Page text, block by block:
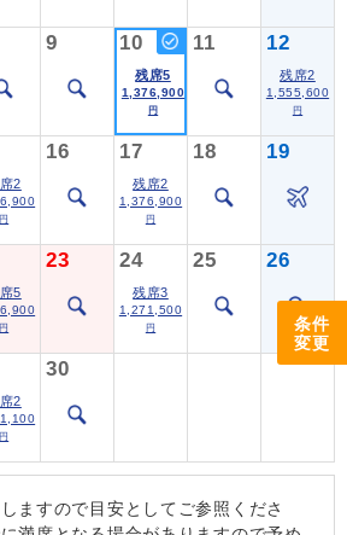
条件
変更
9 10
残席5
1,376,900
円
11 12
残席2
1,555,600
円
2
円
16 17
残席2
1,376,900
円
18 19
5
円
23 24
残席3
1,271,500
円
25 26
2
円
30
ますので目安としてご参照くださ